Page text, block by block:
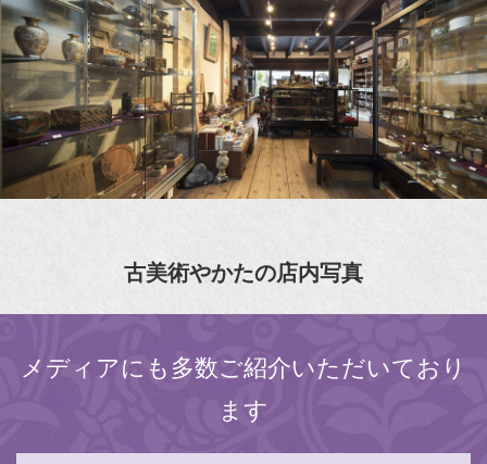
古美術やかたの店内写真
メディアにも多数ご紹介いただいており
ます